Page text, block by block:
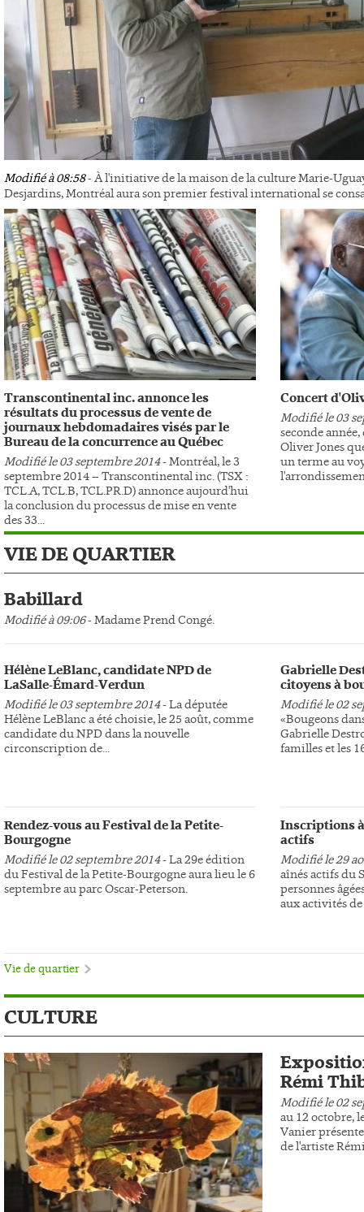
Modifié à 08:58- À l'initiative de la maison de la culture Marie-
Desjardins, Montréal aura son premier festival international se
Transcontinental inc. annonce les
résultats du processus de vente de
journaux hebdomadaires visés par le
Bureau de la concurrence au Québec
Modifié le 03 septembre 2014- Montréal, le 3
septembre 2014 – Transcontinental inc. (TSX :
TCL.A, TCL.B, TCL.PR.D) annonce aujourd'hui
la conclusion du processus de mise en vente
des 33...
Concert
Modifié le 03
seconde
Oliver Jones
un terme au
VIE DE QUARTIER
Babillard
Modifié à 09:06- Madame Prend Congé.
Hélène LeBlanc, candidate NPD de
LaSalle-Émard-Verdun
Modifié le 03 septembre 2014- La députée
Hélène LeBlanc a été choisie, le 25 août, comme
candidate du NPD dans la nouvelle
circonscription de...
Rendez-vous au Festival de la Petite-
Bourgogne
Modifié le 02 septembre 2014- La 29e édition
du Festival de la Petite-Bourgogne aura lieu le 6
septembre au parc Oscar-Peterson.
Gabrielle
citoyens à
Modifié le 02
«Bougeons
Gabrielle
familles et les
Inscriptions
actifs
Modifié le 29
aînés actifs du
personnes
aux activités de
Vie de quartier
CULTURE
Rémi
Modifié le 02
au 12 octobre,
Vanier
de l'artiste